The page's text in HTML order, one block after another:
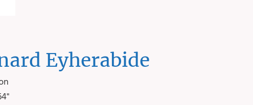
Eyherabide